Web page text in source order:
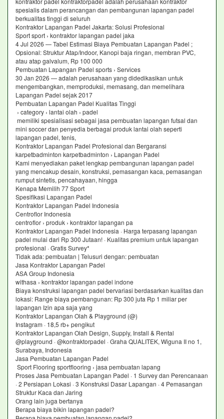
spesialis dalam perancangan dan pembangunan lapangan padel
berkualitas tinggi di seluruh
Kontraktor Lapangan Padel Jakarta: Solusi Profesional
Sport sport › kontraktor lapangan padel jaka
4 Jul 2026 — Tabel Estimasi Biaya Pembuatan Lapangan Padel ;
Opsional: Struktur Atap/Indoor, Kanopi baja ringan, membran PVC,
atau atap galvalum, Rp 100 000
Pembuatan Lapangan Padel sports › Services
30 Jan 2026 — adalah perusahaan yang didedikasikan untuk
mengembangkan, memproduksi, memasang, dan memelihara
Lapangan Padel sejak 2017
Pembuatan Lapangan Padel Kualitas Tinggi
› category › lantai olah › padel
memiliki spesialisasi sebagai jasa pembuatan lapangan futsal dan
mini soccer dan penyedia berbagai produk lantai olah seperti
lapangan padel, tenis,
Kontraktor Lapangan Padel Profesional dan Bergaransi
karpetbadminton karpetbadminton › Lapangan Padel
Kami menyediakan paket lengkap pembangunan lapangan padel
yang mencakup desain, konstruksi, pemasangan kaca, pemasangan
rumput sintetis, pencahayaan, hingga
Kenapa Memilih 77 Sport
Spesifikasi Lapangan Padel
Kontraktor Lapangan Padel Indonesia
Centroflor Indonesia
centroflor › produk › kontraktor lapangan pa
Kontraktor Lapangan Padel Indonesia · Harga terpasang lapangan
padel mulai dari Rp 300 Jutaan! · Kualitas premium untuk lapangan
profesional · Gratis Survey*
Tidak ada: pembuatan ‎| Telusuri dengan: pembuatan
Jasa Kontraktor Lapangan Padel
ASA Group Indonesia
withasa › kontraktor lapangan padel indone
Biaya konstruksi lapangan padel bervariasi berdasarkan kualitas dan
lokasi: Range biaya pembangunan: Rp 300 juta Rp 1 miliar per
lapangan Izin apa saja yang
Kontraktor Lapangan Olah & Playground (@)
Instagram · 18,5 rb+ pengikut
Kontraktor Lapangan Olah Design, Supply, Install & Rental
@playground · @kontraktorpadel · Graha QUALITEK, Wiguna II no 1,
Surabaya, Indonesia
Jasa Pembuatan Lapangan Padel
Sport Flooring sportflooring › jasa pembuatan lapang
Proses Jasa Pembuatan Lapangan Padel · 1 Survey dan Perencanaan
· 2 Persiapan Lokasi · 3 Konstruksi Dasar Lapangan · 4 Pemasangan
Struktur Kaca dan Jaring
Orang lain juga bertanya
Berapa biaya bikin lapangan padel?